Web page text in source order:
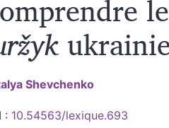
Shevchenko
: 10.54563/lexique.693